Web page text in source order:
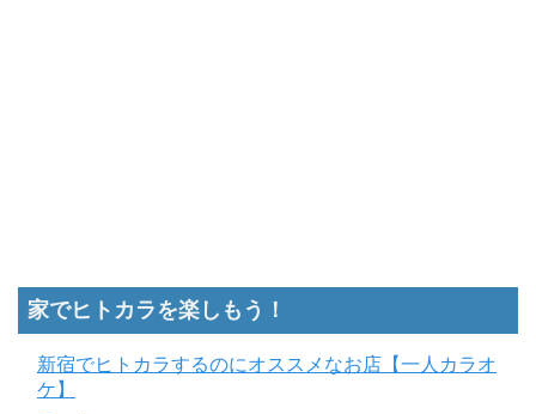
家でヒトカラを楽しもう！
新宿でヒトカラするのにオススメなお店【一人カラオ
ケ】